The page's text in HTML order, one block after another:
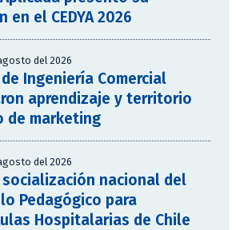
el CEDYA 2026
del 2026
Ingeniería Comercial
aprendizaje y territorio
de marketing
del 2026
socialización nacional del
Pedagógico para
Hospitalarias de Chile